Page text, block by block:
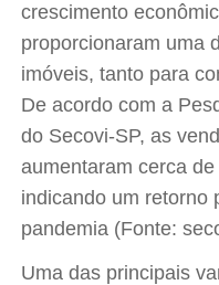
crescimento
proporcionaram uma
imóveis, tanto para
De acordo com a
do Secovi-SP, as
aumentaram cerca
indicando um retorno
pandemia (Fonte:
Uma das principais